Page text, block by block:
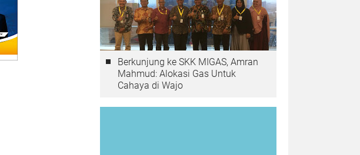
Berkunjung ke SKK MIGAS, Amran
Mahmud: Alokasi Gas Untuk
Cahaya di Wajo